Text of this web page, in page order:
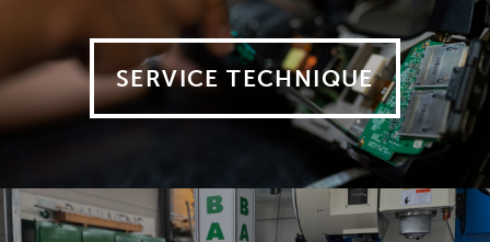
SERVICE TECHNIQUE